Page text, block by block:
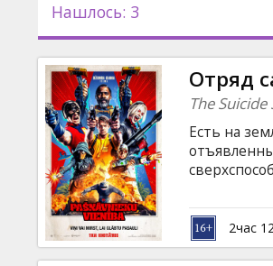
Новости
Подарки
Кинозакуски
B2B
Клуб
Нашлось: 3
Отряд
The Suicide
Есть на
2час